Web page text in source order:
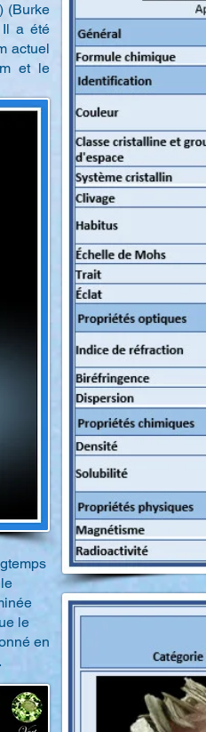
(Burke
Il a été
actuel
et le
le
en